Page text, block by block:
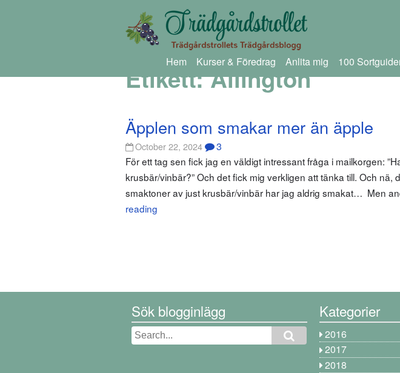
Hem Kurser & Föredrag Anlita mig 100
Etikett:Allington
Äpplen som smakar mer än äpple
October 22, 2024 3
För ett tag sen fick jag en väldigt intressant fråga i mailkorgen:
krusbär/vinbär?” Och det fick mig verkligen att tänka till. Och nä,
smaktoner av just krusbär/vinbär har jag aldrig smakat… Men
reading
Sök blogginlägg Kategorier
2016
2017
2018